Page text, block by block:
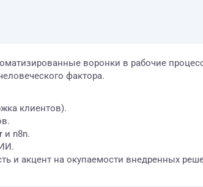
воронки в рабочие
фактора.
клиентов).
и n8n.
и акцент на окупаемости внедренных